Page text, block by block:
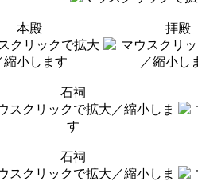
本殿 拝殿
石祠
石祠